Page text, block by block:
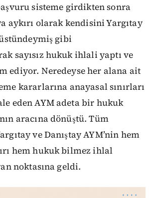
sisteme girdikten sonra
aykırı olarak kendisini Yargıtay
üstündeymiş gibi
sayısız hukuk ihlali yaptı ve
ediyor. Neredeyse her alana ait
kararlarına anayasal sınırları
eden AYM adeta bir hukuk
aracına dönüştü. Tüm
ve Danıştay AYM’nin hem
hem hukuk bilmez ihlal
noktasına geldi.